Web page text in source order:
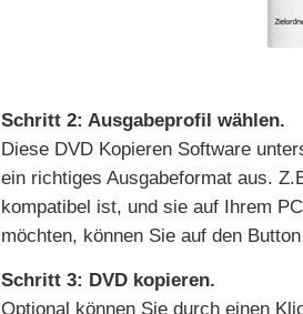
Schritt 2: Ausgabeprofil wählen.
Diese DVD Kopieren Software
ein richtiges Ausgabeformat aus.
kompatibel ist, und sie auf Ihrem
möchten, können Sie auf den
Schritt 3: DVD kopieren.
Optional können Sie durch einen